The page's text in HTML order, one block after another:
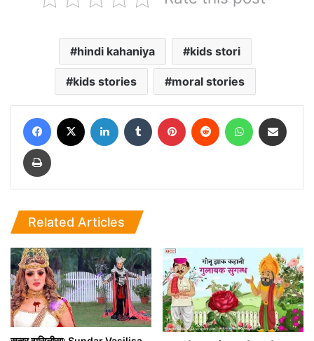
hindi kahaniya kids stori
kids stories moral stories
Facebook LinkedIn Tumblr Pinterest Reddit WhatsApp
Print
Related Articles